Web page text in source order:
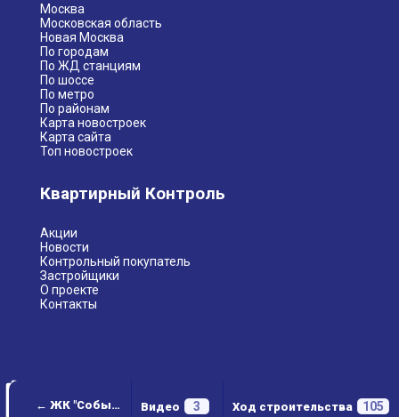
← ЖК "Событие" Видео 3 Ход строительства 105
Москва
Московская область
Новая Москва
По городам
По ЖД станциям
По шоссе
По метро
По районам
Карта новостроек
Карта сайта
Топ новостроек
Квартирный Контроль
Акции
Новости
Контрольный покупатель
Застройщики
О проекте
Контакты